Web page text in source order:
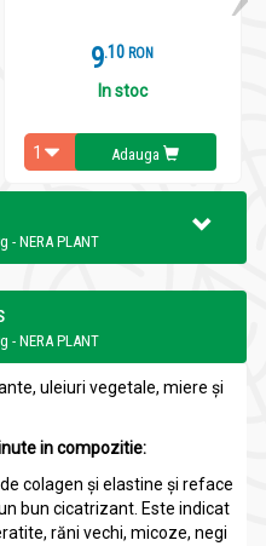
9.1 RON
In stoc
Adauga
NERA PLANT
NERA PLANT
uleiuri vegetale, miere şi
in compozitie:
colagen şi elastine şi reface
bun cicatrizant. Este indicat
răni vechi, micoze, negi